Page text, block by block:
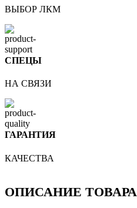
ВЫБОР ЛКМ
СПЕЦЫ
НА СВЯЗИ
ГАРАНТИЯ
КАЧЕСТВА
ОПИСАНИЕ ТОВАРА